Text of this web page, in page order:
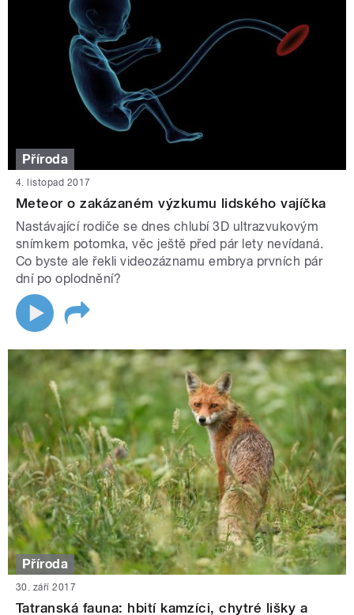
Příroda
4. listopad 2017
Meteor o zakázaném výzkumu lidského vajíčka
Nastávající rodiče se dnes chlubí 3D ultrazvukovým
snímkem potomka, věc ještě před pár lety nevídaná.
Co byste ale řekli videozáznamu embrya prvních pár
dní po oplodnění?
Příroda
30. září 2017
Tatranská fauna: hbití kamzíci, chytré lišky a